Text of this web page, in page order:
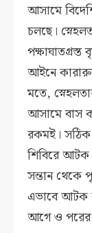
আসামে
চলছে।
আইনে
মতে,
আসামে বাস
রকমই। সঠিক
শিবিরে আটক
সন্তান
এভাবে আটক
আগে ও পরের